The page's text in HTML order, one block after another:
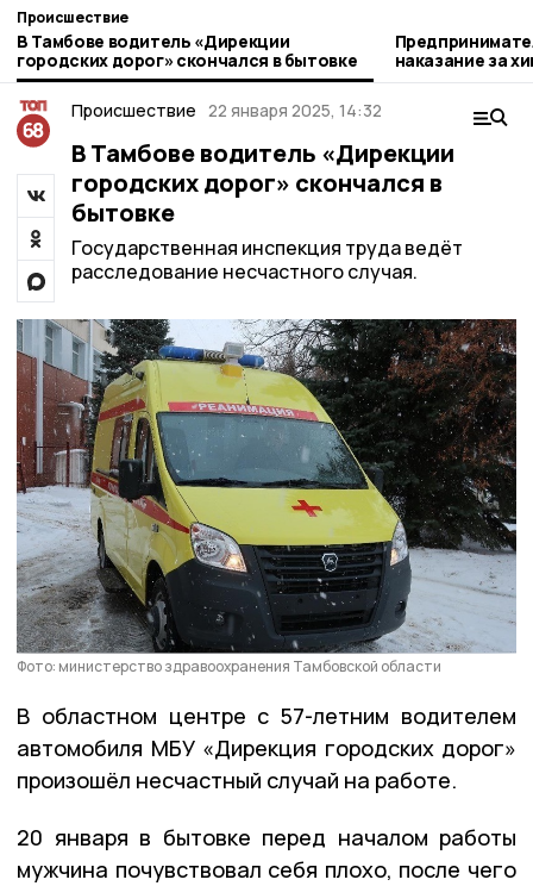
Происшествие
В Тамбове водитель «Дирекции
городских дорог» скончался в бытовке
наказание за
для детей-
Происшествие 22 января 2025, 14:32
В Тамбове водитель «Дирекции
городских дорог» скончался в
бытовке
Государственная инспекция труда ведёт
расследование несчастного случая.
Фото: министерство здравоохранения Тамбовской области
В областном центре с 57-летним водителем
автомобиля МБУ «Дирекция городских дорог»
произошёл несчастный случай на работе.
20 января в бытовке перед началом работы
мужчина почувствовал себя плохо, после чего